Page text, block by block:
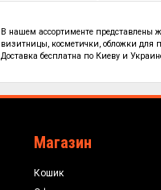
В нашем ассортименте представлены
визитницы, косметички, обложки для
Доставка бесплатна по Киеву и
Магазин
Кошик